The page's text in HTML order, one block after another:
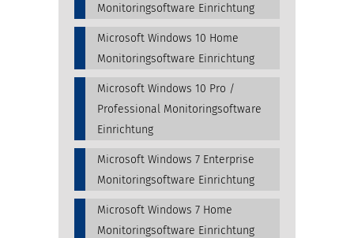
Monitoringsoftware Einrichtung
Microsoft Windows 10 Home
Monitoringsoftware Einrichtung
Microsoft Windows 10 Pro /
Professional Monitoringsoftware
Einrichtung
Microsoft Windows 7 Enterprise
Monitoringsoftware Einrichtung
Microsoft Windows 7 Home
Monitoringsoftware Einrichtung